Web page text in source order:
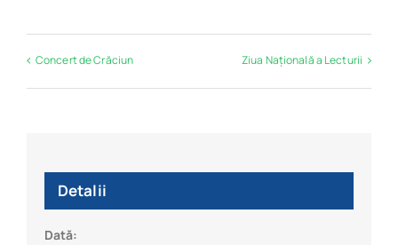
Concert de Crăciun Ziua Națională a Lecturii
Detalii
Dată: